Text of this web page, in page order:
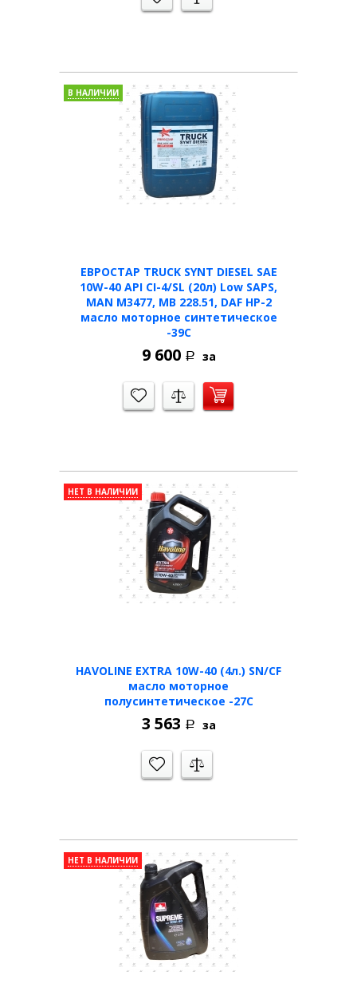
ЕВРОСТАР TRUCK SYNT DIESEL SAE
10W-40 API CI-4/SL (20л) Low SAPS,
MAN M3477, MB 228.51, DAF HP-2
масло моторное синтетическое
-39С
В НАЛИЧИИ
9 600 Р за
HAVOLINE EXTRA 10W-40 (4л.) SN/CF
масло моторное
полусинтетическое -27С
НЕТ В НАЛИЧИИ
3 563 Р за
НЕТ В НАЛИЧИИ